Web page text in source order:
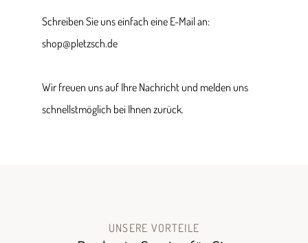
Schreiben Sie uns einfach eine E-Mail an:
shop@pletzsch.de
Wir freuen uns auf Ihre Nachricht und melden uns
schnellstmöglich bei Ihnen zurück.
UNSERE VORTEILE